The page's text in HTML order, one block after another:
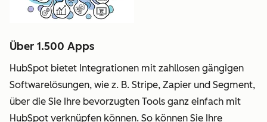
Über 1.500 Apps
HubSpot bietet Integrationen mit zahllosen gängigen
Softwarelösungen, wie z. B. Stripe, Zapier und Segment,
über die Sie Ihre bevorzugten Tools ganz einfach mit
HubSpot verknüpfen können. So können Sie Ihre